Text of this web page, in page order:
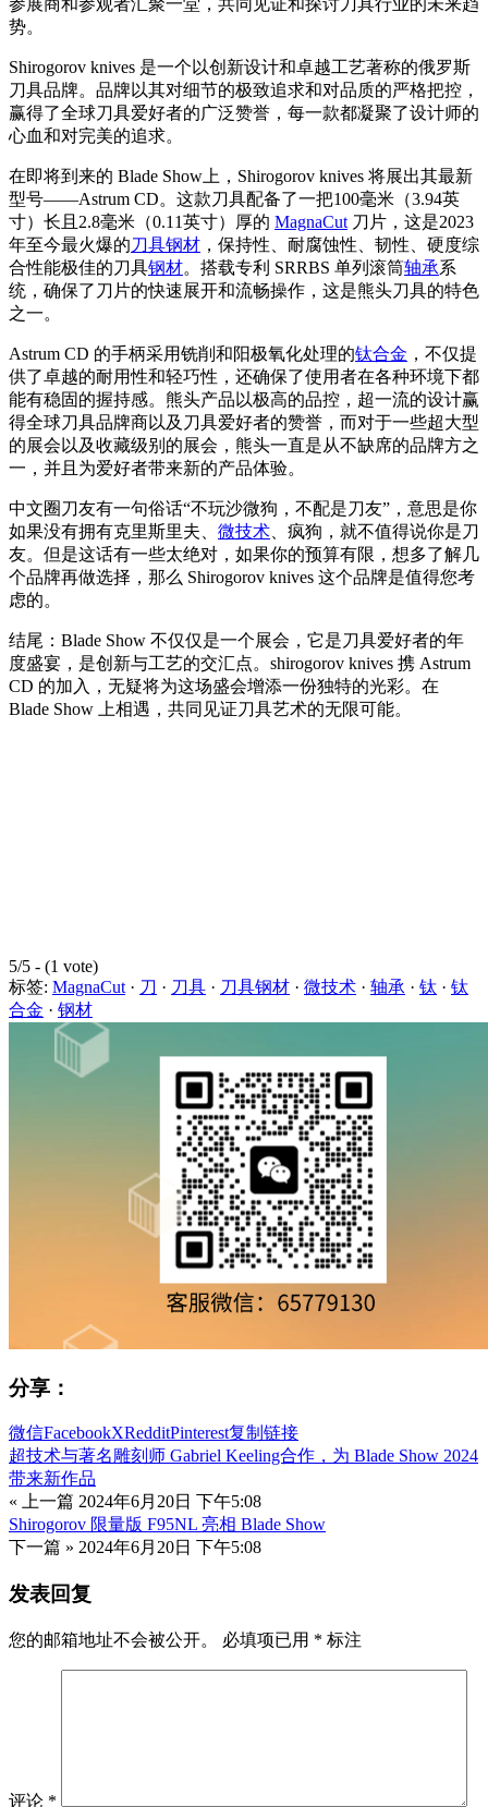
势。
Shirogorov knives 是一个以创新设计和卓越工艺著称的俄罗斯
刀具品牌。品牌以其对细节的极致追求和对品质的严格把控，
赢得了全球刀具爱好者的广泛赞誉，每一款都凝聚了设计师的
心血和对完美的追求。
在即将到来的 Blade Show上，Shirogorov knives 将展出其最新
型号——Astrum CD。这款刀具配备了一把100毫米（3.94英
寸）长且2.8毫米（0.11英寸）厚的 MagnaCut 刀片，这是2023
年至今最火爆的刀具钢材 ，保持性、耐腐蚀性、韧性、硬度综
合性能极佳的刀具钢材。搭载专利 SRRBS 单列滚筒轴承系
统，确保了刀片的快速展开和流畅操作，这是熊头刀具的特色
之一。
Astrum CD 的手柄采用铣削和阳极氧化处理的钛合金 ，不仅提
供了卓越的耐用性和轻巧性，还确保了使用者在各种环境下都
能有稳固的握持感。熊头产品以极高的品控，超一流的设计赢
得全球刀具品牌商以及刀具爱好者的赞誉，而对于一些超大型
的展会以及收藏级别的展会，熊头一直是从不缺席的品牌方之
一，并且为爱好者带来新的产品体验。
中文圈刀友有一句俗话“不玩沙微狗，不配是刀友”，意思是你
如果没有拥有克里斯里夫、 微技术 、疯狗，就不值得说你是刀
友。但是这话有一些太绝对，如果你的预算有限，想多了解几
个品牌再做选择，那么 Shirogorov knives 这个品牌是值得您考
虑的。
结尾：Blade Show 不仅仅是一个展会，它是刀具爱好者的年
度盛宴，是创新与工艺的交汇点。shirogorov knives 携 Astrum
CD 的加入，无疑将为这场盛会增添一份独特的光彩。在
Blade Show 上相遇，共同见证刀具艺术的无限可能。
5/5 - (1 vote)
标签: MagnaCut · 刀 · 刀具 · 刀具钢材 · 微技术 · 轴承 · 钛 · 钛
合金 · 钢材
分享：
微信FacebookXRedditPinterest复制链接
超技术与著名雕刻师 Gabriel Keeling合作，为 Blade Show 2024
带来新作品
« 上一篇 2024年6月20日 下午5:08
Shirogorov 限量版 F95NL 亮相 Blade Show
下一篇 » 2024年6月20日 下午5:08
发表回复
您的邮箱地址不会被公开。 必填项已用 * 标注
评论 *